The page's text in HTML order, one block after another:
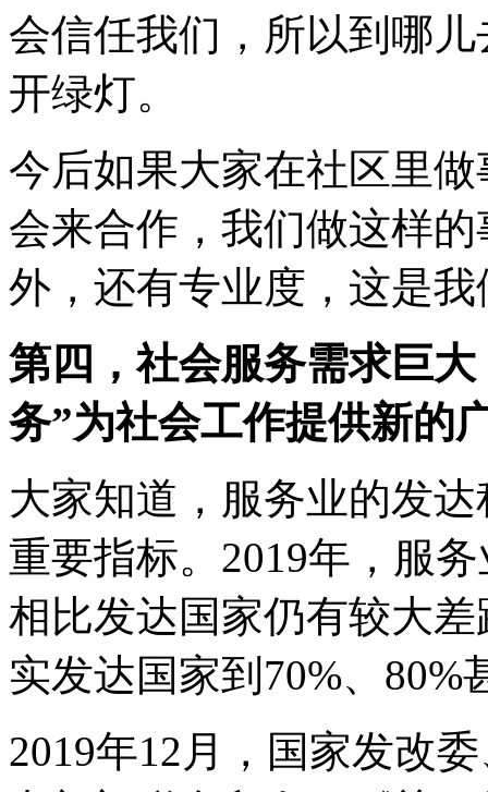
会信任我们，所以到哪
开绿灯。
今后如果大家在社区里
会来合作，我们做这样
外，还有专业度，这是
第四，社会服务需求巨
务”为社会工作提供新的
大家知道，服务业的发
重要指标。2019年，服
相比发达国家仍有较大
实发达国家到70%、80%
2019年12月，国家发改